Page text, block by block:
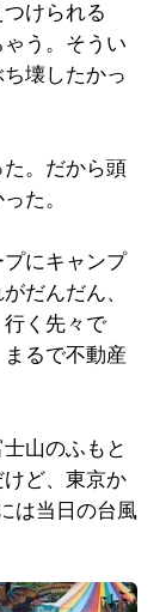
けられる
う。そうい
壊したかっ
。だから頭
た。
にキャンプ
だんだん、
く先々で
まるで不動産
山のふもと
ど、東京か
は当日の台風